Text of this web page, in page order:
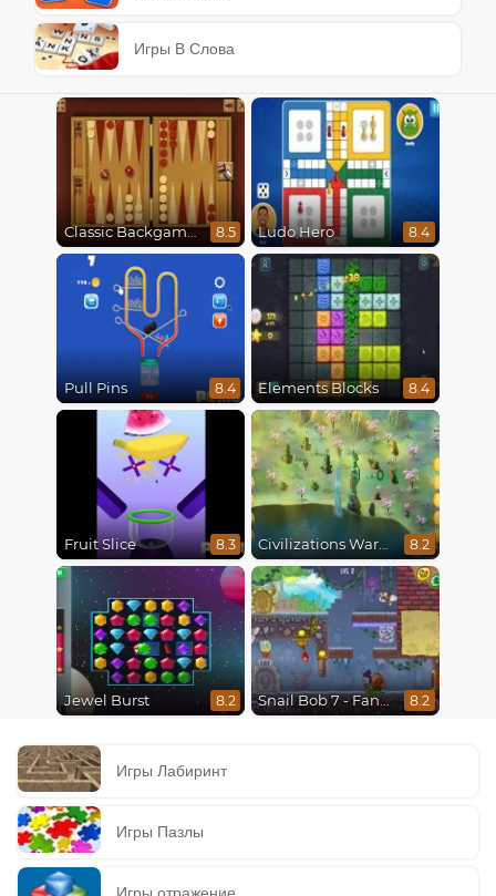
Игры В Слова
Classic Backgammon 8.5 Ludo Hero 8.4
Pull Pins 8.4 Elements Blocks 8.4
Fruit Slice 8.3 Civilizations Wars Master Edition 8.2
Jewel Burst 8.2 Snail Bob 7 - Fantasy Story 8.2
Игры Лабиринт
Игры Пазлы